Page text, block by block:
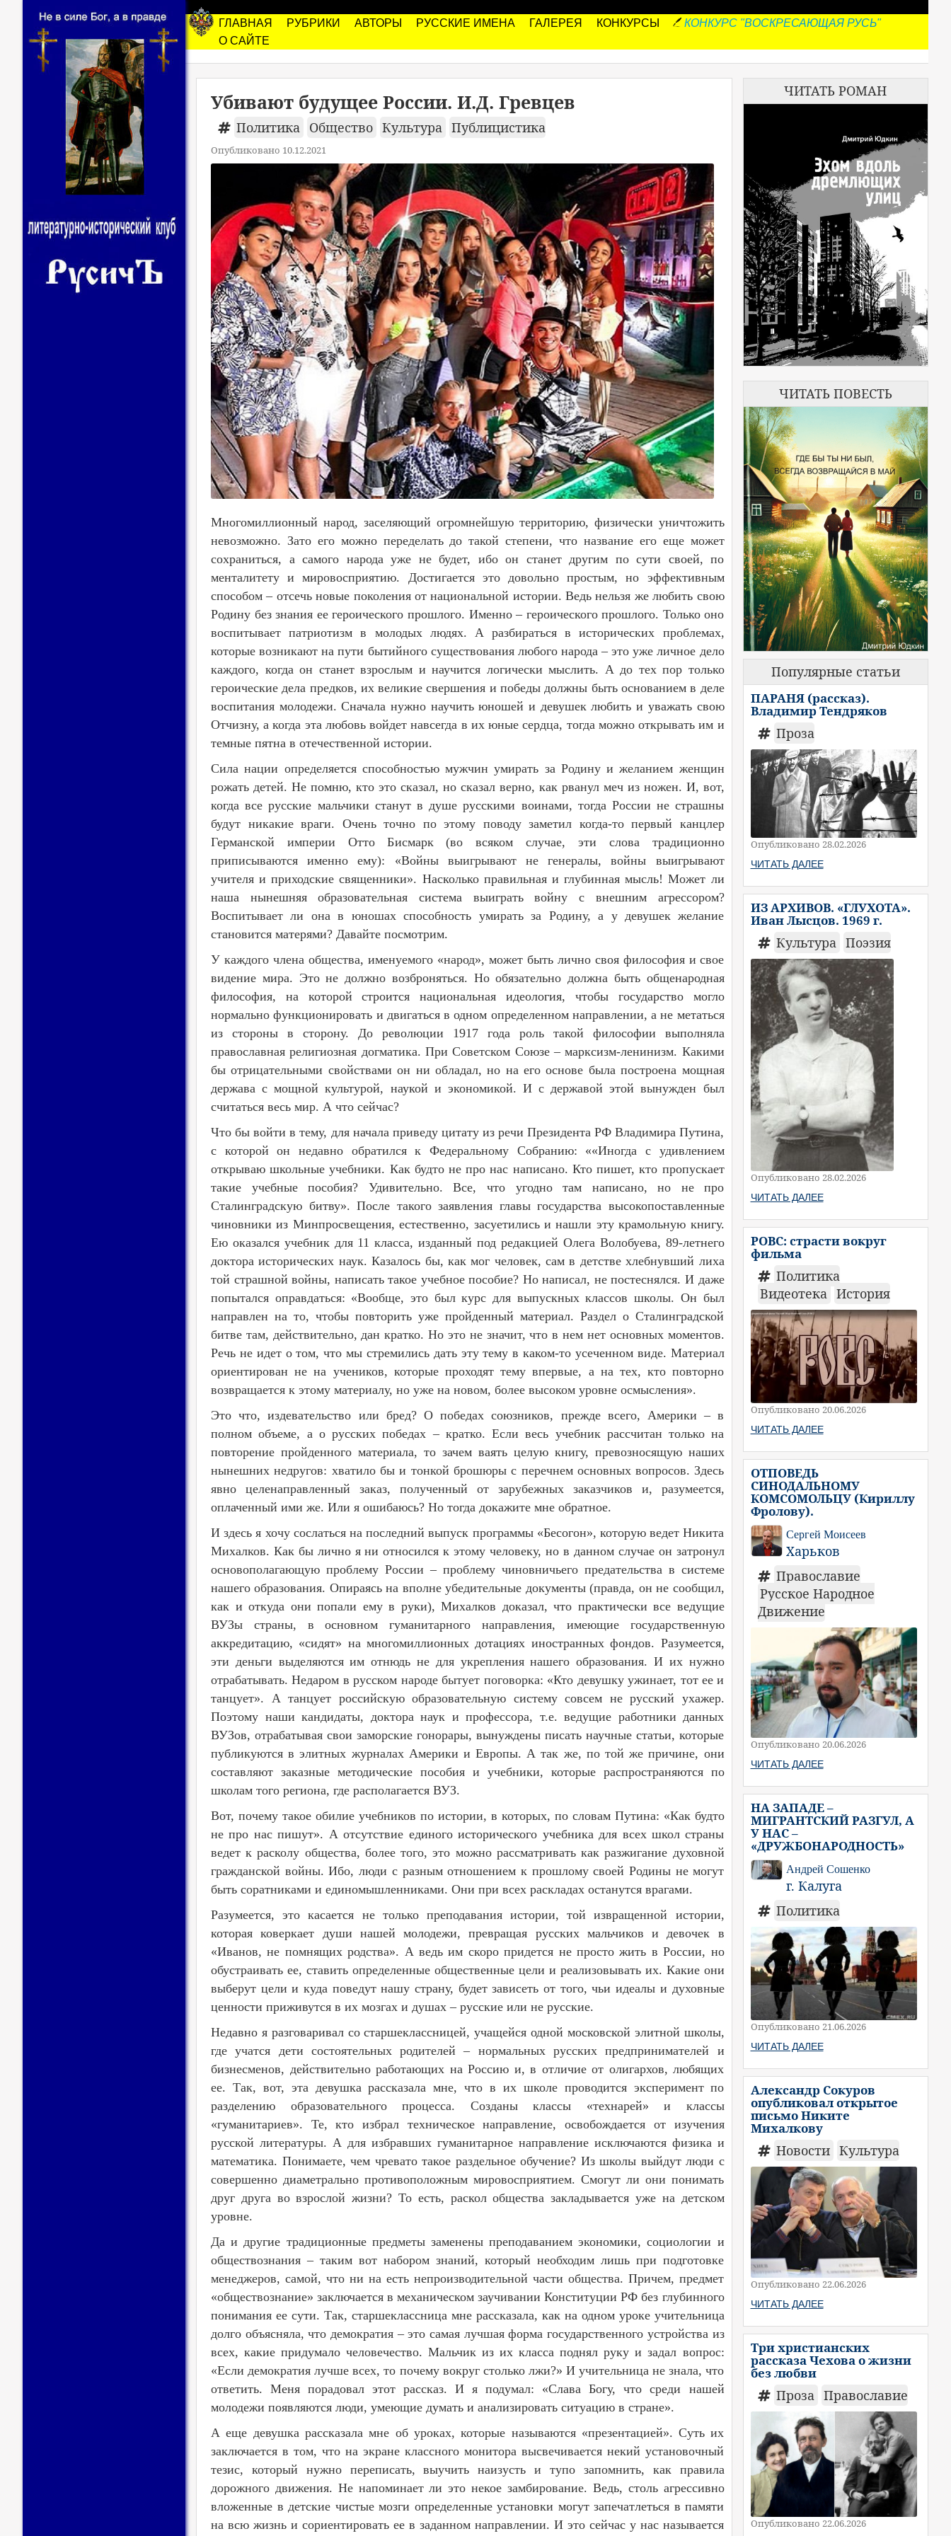
ГЛАВНАЯ РУБРИКИ АВТОРЫ РУССКИЕ ИМЕНА ГАЛЕРЕЯ КОНКУРСЫ
КОНКУРС "ВОСКРЕСАЮЩАЯ РУСЬ"
О САЙТЕ
Убивают будущее России. И.Д. Гревцев
Политика Общество Культура Публицистика
Опубликовано 10.12.2021
Многомиллионный народ, заселяющий огромнейшую территорию, физически уничтожить
невозможно. Зато его можно переделать до такой степени, что название его еще может
сохраниться, а самого народа уже не будет, ибо он станет другим по сути своей, по
менталитету и мировосприятию. Достигается это довольно простым, но эффективным
способом – отсечь новые поколения от национальной истории. Ведь нельзя же любить свою
Родину без знания ее героического прошлого. Именно – героического прошлого. Только оно
воспитывает патриотизм в молодых людях. А разбираться в исторических проблемах,
которые возникают на пути бытийного существования любого народа – это уже личное дело
каждого, когда он станет взрослым и научится логически мыслить. А до тех пор только
героические дела предков, их великие свершения и победы должны быть основанием в деле
воспитания молодежи. Сначала нужно научить юношей и девушек любить и уважать свою
Отчизну, а когда эта любовь войдет навсегда в их юные сердца, тогда можно открывать им и
темные пятна в отечественной истории.
Сила нации определяется способностью мужчин умирать за Родину и желанием женщин
рожать детей. Не помню, кто это сказал, но сказал верно, как рванул меч из ножен. И, вот,
когда все русские мальчики станут в душе русскими воинами, тогда России не страшны
будут никакие враги. Очень точно по этому поводу заметил когда-то первый канцлер
Германской империи Отто Бисмарк (во всяком случае, эти слова традиционно
приписываются именно ему): «Войны выигрывают не генералы, войны выигрывают
учителя и приходские священники». Насколько правильная и глубинная мысль! Может ли
наша нынешняя образовательная система выиграть войну с внешним агрессором?
Воспитывает ли она в юношах способность умирать за Родину, а у девушек желание
становится матерями? Давайте посмотрим.
У каждого члена общества, именуемого «народ», может быть лично своя философия и свое
видение мира. Это не должно возброняться. Но обязательно должна быть общенародная
философия, на которой строится национальная идеология, чтобы государство могло
нормально функционировать и двигаться в одном определенном направлении, а не метаться
из стороны в сторону. До революции 1917 года роль такой философии выполняла
православная религиозная догматика. При Советском Союзе – марксизм-ленинизм. Какими
бы отрицательными свойствами он ни обладал, но на его основе была построена мощная
держава с мощной культурой, наукой и экономикой. И с державой этой вынужден был
считаться весь мир. А что сейчас?
Что бы войти в тему, для начала приведу цитату из речи Президента РФ Владимира Путина,
с которой он недавно обратился к Федеральному Собранию: ««Иногда с удивлением
открываю школьные учебники. Как будто не про нас написано. Кто пишет, кто пропускает
такие учебные пособия? Удивительно. Все, что угодно там написано, но не про
Сталинградскую битву». После такого заявления главы государства высокопоставленные
чиновники из Минпросвещения, естественно, засуетились и нашли эту крамольную книгу.
Ею оказался учебник для 11 класса, изданный под редакцией Олега Волобуева, 89-летнего
доктора исторических наук. Казалось бы, как мог человек, сам в детстве хлебнувший лиха
той страшной войны, написать такое учебное пособие? Но написал, не постеснялся. И даже
попытался оправдаться: «Вообще, это был курс для выпускных классов школы. Он был
направлен на то, чтобы повторить уже пройденный материал. Раздел о Сталинградской
битве там, действительно, дан кратко. Но это не значит, что в нем нет основных моментов.
Речь не идет о том, что мы стремились дать эту тему в каком-то усеченном виде. Материал
ориентирован не на учеников, которые проходят тему впервые, а на тех, кто повторно
возвращается к этому материалу, но уже на новом, более высоком уровне осмысления».
Это что, издевательство или бред? О победах союзников, прежде всего, Америки – в
полном объеме, а о русских победах – кратко. Если весь учебник рассчитан только на
повторение пройденного материала, то зачем ваять целую книгу, превозносящую наших
нынешних недругов: хватило бы и тонкой брошюры с перечнем основных вопросов. Здесь
явно целенаправленный заказ, полученный от зарубежных заказчиков и, разумеется,
оплаченный ими же. Или я ошибаюсь? Но тогда докажите мне обратное.
И здесь я хочу сослаться на последний выпуск программы «Бесогон», которую ведет Никита
Михалков. Как бы лично я ни относился к этому человеку, но в данном случае он затронул
основополагающую проблему России – проблему чиновничьего предательства в системе
нашего образования. Опираясь на вполне убедительные документы (правда, он не сообщил,
как и откуда они попали ему в руки), Михалков доказал, что практически все ведущие
ВУЗы страны, в основном гуманитарного направления, имеющие государственную
аккредитацию, «сидят» на многомиллионных дотациях иностранных фондов. Разумеется,
эти деньги выделяются им отнюдь не для укрепления нашего образования. И их нужно
отрабатывать. Недаром в русском народе бытует поговорка: «Кто девушку ужинает, тот ее и
танцует». А танцует российскую образовательную систему совсем не русский ухажер.
Поэтому наши кандидаты, доктора наук и профессора, т.е. ведущие работники данных
ВУЗов, отрабатывая свои заморские гонорары, вынуждены писать научные статьи, которые
публикуются в элитных журналах Америки и Европы. А так же, по той же причине, они
составляют заказные методические пособия и учебники, которые распространяются по
школам того региона, где располагается ВУЗ.
Вот, почему такое обилие учебников по истории, в которых, по словам Путина: «Как будто
не про нас пишут». А отсутствие единого исторического учебника для всех школ страны
ведет к расколу общества, более того, это можно рассматривать как разжигание духовной
гражданской войны. Ибо, люди с разным отношением к прошлому своей Родины не могут
быть соратниками и единомышленниками. Они при всех раскладах останутся врагами.
Разумеется, это касается не только преподавания истории, той извращенной истории,
которая коверкает души нашей молодежи, превращая русских мальчиков и девочек в
«Иванов, не помнящих родства». А ведь им скоро придется не просто жить в России, но
обустраивать ее, ставить определенные общественные цели и реализовывать их. Какие они
выберут цели и куда поведут нашу страну, будет зависеть от того, чьи идеалы и духовные
ценности приживутся в их мозгах и душах – русские или не русские.
Недавно я разговаривал со старшеклассницей, учащейся одной московской элитной школы,
где учатся дети состоятельных родителей – нормальных русских предпринимателей и
бизнесменов, действительно работающих на Россию и, в отличие от олигархов, любящих
ее. Так, вот, эта девушка рассказала мне, что в их школе проводится эксперимент по
разделению образовательного процесса. Созданы классы «технарей» и классы
«гуманитариев». Те, кто избрал техническое направление, освобождается от изучения
русской литературы. А для избравших гуманитарное направление исключаются физика и
математика. Понимаете, чем чревато такое раздельное обучение? Из школы выйдут люди с
совершенно диаметрально противоположным мировосприятием. Смогут ли они понимать
друг друга во взрослой жизни? То есть, раскол общества закладывается уже на детском
уровне.
Да и другие традиционные предметы заменены преподаванием экономики, социологии и
обществознания – таким вот набором знаний, который необходим лишь при подготовке
менеджеров, самой, что ни на есть непроизводительной части общества. Причем, предмет
«обществознание» заключается в механическом заучивании Конституции РФ без глубинного
понимания ее сути. Так, старшеклассница мне рассказала, как на одном уроке учительница
долго объясняла, что демократия – это самая лучшая форма государственного устройства из
всех, какие придумало человечество. Мальчик из их класса поднял руку и задал вопрос:
«Если демократия лучше всех, то почему вокруг столько лжи?» И учительница не знала, что
ответить. Меня порадовал этот рассказ. И я подумал: «Слава Богу, что среди нашей
молодежи появляются люди, умеющие думать и анализировать ситуацию в стране».
А еще девушка рассказала мне об уроках, которые называются «презентацией». Суть их
заключается в том, что на экране классного монитора высвечивается некий установочный
тезис, который нужно переписать, выучить наизусть и тупо запомнить, как правила
дорожного движения. Не напоминает ли это некое замбирование. Ведь, столь агрессивно
вложенные в детские чистые мозги определенные установки могут запечатлеться в памяти
на всю жизнь и сориентировать ее в заданном направлении. И это сейчас у нас называется
ЧИТАТЬ РОМАН
ЧИТАТЬ ПОВЕСТЬ
Популярные статьи
ПАРАНЯ (рассказ).
Владимир Тендряков
Проза
Опубликовано 28.02.2026
ЧИТАТЬ ДАЛЕЕ
ИЗ АРХИВОВ. «ГЛУХОТА».
Иван Лысцов. 1969 г.
Культура Поэзия
Опубликовано 28.02.2026
ЧИТАТЬ ДАЛЕЕ
РОВС: страсти вокруг
фильма
Политика
Видеотека История
Опубликовано 20.06.2026
ЧИТАТЬ ДАЛЕЕ
ОТПОВЕДЬ
СИНОДАЛЬНОМУ
КОМСОМОЛЬЦУ (Кириллу
Фролову).
Сергей Моисеев
Харьков
Православие
Русское Народное
Движение
Опубликовано 20.06.2026
ЧИТАТЬ ДАЛЕЕ
НА ЗАПАДЕ –
МИГРАНТСКИЙ РАЗГУЛ, А
У НАС –
«ДРУЖБОНАРОДНОСТЬ»
Андрей Сошенко
г. Калуга
Политика
Опубликовано 21.06.2026
ЧИТАТЬ ДАЛЕЕ
Александр Сокуров
опубликовал открытое
письмо Никите
Михалкову
Новости Культура
Опубликовано 22.06.2026
ЧИТАТЬ ДАЛЕЕ
Три христианских
рассказа Чехова о жизни
без любви
Проза Православие
Опубликовано 22.06.2026